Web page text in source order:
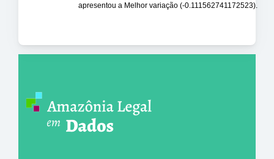
apresentou a Melhor variação (-0.111562741172523).